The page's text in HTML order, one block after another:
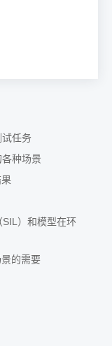
试任务
种场景
）和模型在环
的需要